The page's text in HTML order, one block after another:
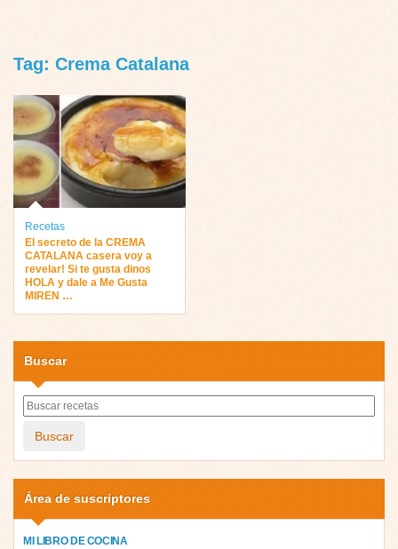
Tag: Crema Catalana
Recetas
El secreto de la CREMA
CATALANA casera voy a
revelar! Si te gusta dinos
HOLA y dale a Me Gusta
MIREN …
Buscar
Buscar
Área de suscriptores
MI LIBRO DE COCINA